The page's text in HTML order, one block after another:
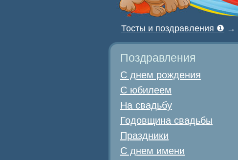
Тосты и поздравления ❶ →
Поздравления
С днем рождения
С юбилеем
На свадьбу
Годовщина свадьбы
Праздники
С днем имени